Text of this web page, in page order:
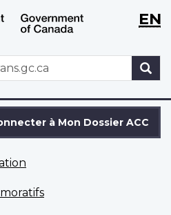
Aller
au
principal
Passer
à
version
HTML
simplifiée
WxT
WxTEN
à Mon Dossier ACC